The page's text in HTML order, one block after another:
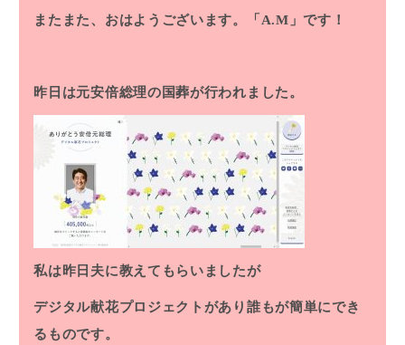
またまた、おはようございます。「A.M」です！
昨日は元安倍総理の国葬が行われました。
私は昨日夫に教えてもらいましたが
デジタル献花プロジェクトがあり誰もが簡単にでき
るものです。